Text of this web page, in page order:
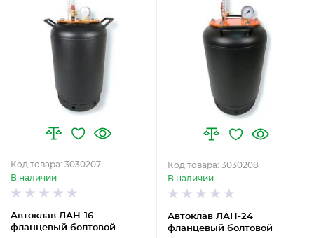
Автоклав ЛАН-16
фланцевый болтовой
Код товара: 3030207
В наличии
Автоклав ЛАН-24
фланцевый болтовой
Код товара: 3030208
В наличии